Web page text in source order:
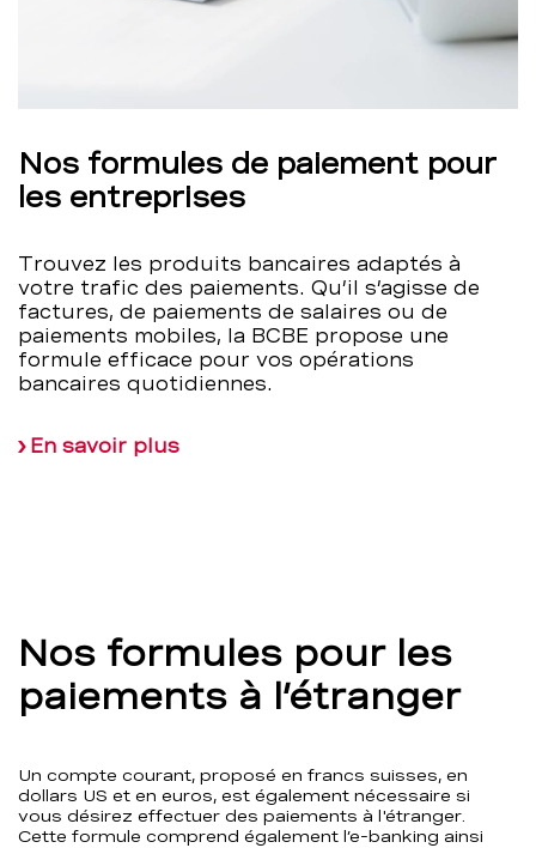
Nos formules de paiement pour
les entreprises
Trouvez les produits bancaires adaptés à
votre trafic des paiements. Qu’il s’agisse de
factures, de paiements de salaires ou de
paiements mobiles, la BCBE propose une
formule efficace pour vos opérations
bancaires quotidiennes.
En savoir plus
Nos formules pour les
paiements à l’étranger
Un compte courant, proposé en francs suisses, en
dollars US et en euros, est également nécessaire si
vous désirez effectuer des paiements à l'étranger.
Cette formule comprend également l’e-banking ainsi